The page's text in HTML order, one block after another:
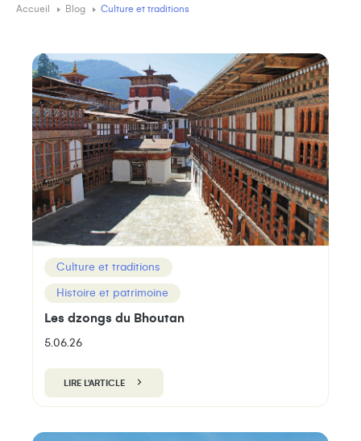
Accueil Blog Culture et traditions
Culture et traditions
Histoire et patrimoine
Les dzongs du Bhoutan
5.06.26
LIRE L'ARTICLE